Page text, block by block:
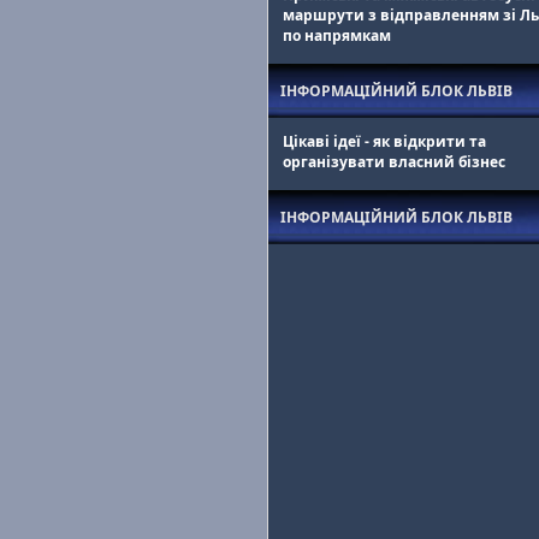
маршрути з відправленням зі
по напрямкам
ІНФОРМАЦІЙНИЙ БЛОК ЛЬВІВ
Цікаві ідеї - як відкрити та
організувати власний бізнес
ІНФОРМАЦІЙНИЙ БЛОК ЛЬВІВ